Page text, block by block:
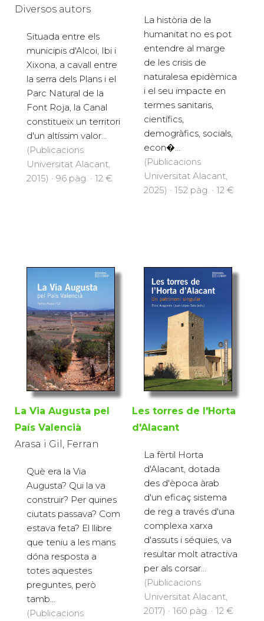
Diversos autors
Situada entre els
municipis d'Alcoi, Ibi i
Xixona, a cavall entre
la serra dels Plans i el
Parc Natural de la
Font Roja, la Canal
constitueix un territori
d'un altíssim valor...
(Publicacions
Universitat Alacant,
2015) · 96 pàg. · 12 €
La història de la
humanitat no es pot
entendre al marge
de les crisis de
naturalesa epidèmica
i el seu impacte en
termes sanitaris,
científics,
demogràfics, socials,
econ�...
(Publicacions
Universitat Alacant,
2025) · 152 pàg. · 12 €
La Via Augusta pel
País Valencià
Arasa i Gil, Ferran
Què era la Via
Augusta? Qui la va
construir? Per quines
ciutats passava? Com
estava feta? El llibre
que teniu a les mans
dóna resposta a
totes aquestes
preguntes, però
tamb...
(Publicacions
Les torres de l'Horta
d'Alacant
La fèrtil Horta
d'Alacant, dotada
des d'època àrab
d'un eficaç sistema
de reg a través d'una
complexa xarxa
d'assuts i séquies, va
resultar molt atractiva
per als corsar...
(Publicacions
Universitat Alacant,
2017) · 160 pàg. · 12 €